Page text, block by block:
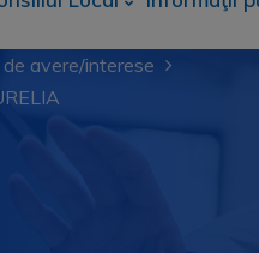
de avere/interese